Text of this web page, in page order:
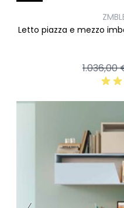
Letto piazza e mezzo
1.036,00